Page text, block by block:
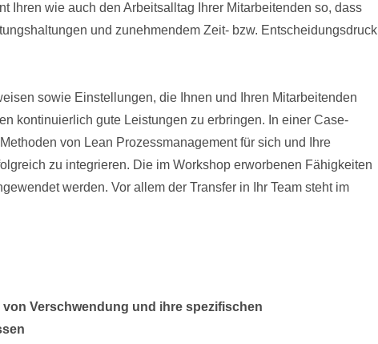
Ihren wie auch den Arbeitsalltag Ihrer Mitarbeitenden so, dass
und zunehmendem Zeit- bzw. Entscheidungsdruck
sowie Einstellungen, die Ihnen und Ihren Mitarbeitenden
kontinuierlich gute Leistungen zu erbringen. In einer Case-
von Lean Prozessmanagement für sich und Ihre
zu integrieren. Die im Workshop erworbenen Fähigkeiten
werden. Vor allem der Transfer in Ihr Team steht im
Verschwendung und ihre spezifischen